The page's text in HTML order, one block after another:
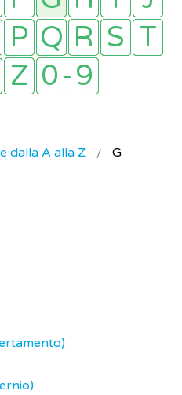
dalla A alla Z G